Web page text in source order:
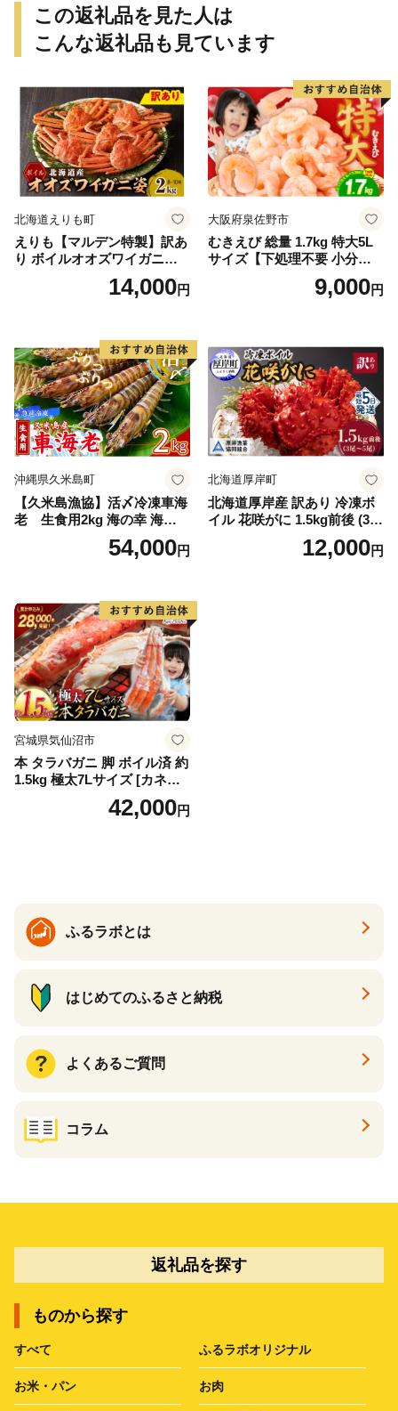
ず【uot773A】
この返礼品を見た人は
こんな返礼品も見ています
北海道えりも町
えりも【マルデン特製】訳あ
り ボイルオオズワイガニ姿2
kg《1kg(４尾～５尾)×2》【e
r002-051-a】 / ふるさと納税
イル済み 冷凍 カニ 蟹 かに
カニ味噌 甲羅 お得 格安 小ぶ
り 解凍 カニ鍋 甲羅焼き 海鮮
返礼品 特産品 新鮮 濃厚 旨み
簡単調理 家庭用 ギフト グル
メ
14,000円
大阪府泉佐野市
むきえび 総量 1.7kg 特大5L
サイズ【下処理不要 小分け 8
50g×2P 訳あり サイズ不揃い
バナメイエビ バラ凍結】
9,000円
沖縄県久米島町
【久米島漁協】活〆冷凍車海
老 生食用2kg 海の幸 海鮮
車えび クルマエビ 高級食材
生食 刺身 鮮度抜群 プリプリ
り物 お歳暮 お中元
54,000円
北海道厚岸町
北海道厚岸産 訳あり 冷凍ボ
イル 花咲がに 1.5kg前後 (3尾
～5尾入) 蟹 花咲ガニ 魚介類
魚介 [№5863-1090]12,000円
宮城県気仙沼市
本 タラバガニ 脚 ボイル済 約
1.5kg 極太7Lサイズ [カネダ
イ 宮城県 気仙沼市 2056432
6] カニ かに 蟹 たらばがに た
42,000円
ふるラボとは
はじめてのふるさと納税
よくあるご質問
コラム
返礼品を探す
ものから探す
すべて ふるラボオリジナル
お米・パン お肉